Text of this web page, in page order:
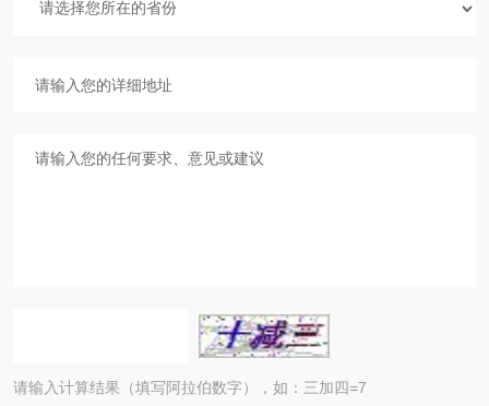
请输入计算结果（填写阿拉伯数字），如：三加四=7